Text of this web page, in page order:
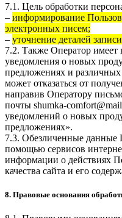
7.1. Цель обработки
– информирование
электронных писем;
– уточнение деталей
7.2. Также Оператор имеет
уведомления о новых
предложениях и различных
может отказаться от
направив Оператору
почты shumka-
уведомлений о новых
предложениях».
7.3. Обезличенные данные
помощью сервисов
информации о действиях
качества сайта и его
8. Правовые основания